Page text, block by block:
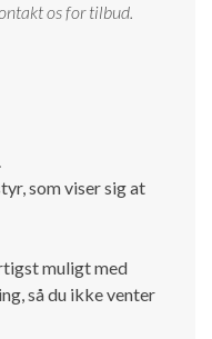
os for tilbud.
som viser sig at
muligt med
så du ikke venter